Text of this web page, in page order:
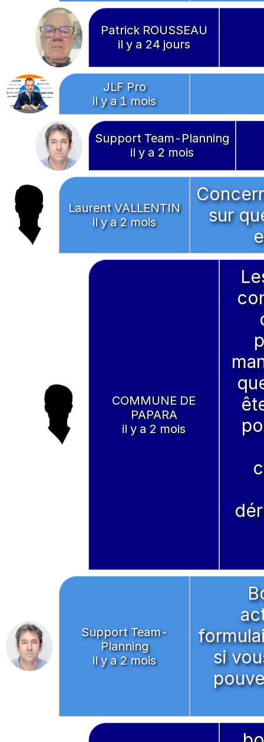
Patrick ROUSSEAU
il y a 24 jours
JLF Pro
il y a 1 mois
Support Team-Planning
il y a 2 mois
Laurent VALLENTIN
il y a 2 mois
sur
COMMUNE DE
PAPARA
il y a 2 mois
Support Team-
Planning
il y a 2 mois
si